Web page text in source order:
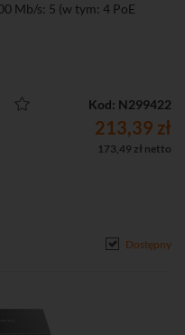
Mb/s: 5 (w tym: 4 PoE
Kod: N299422
213,39 zł
173,49 zł netto
Dostępny